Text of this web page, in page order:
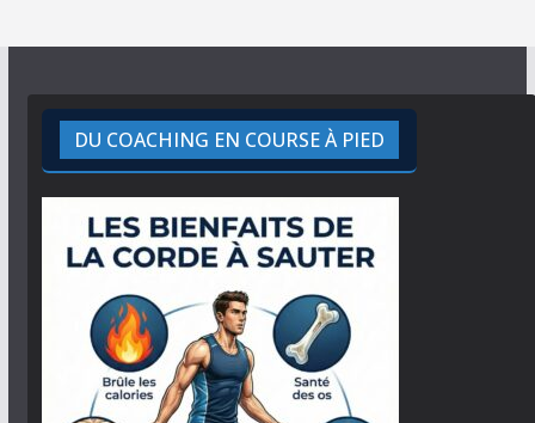
DU COACHING EN COURSE À PIED